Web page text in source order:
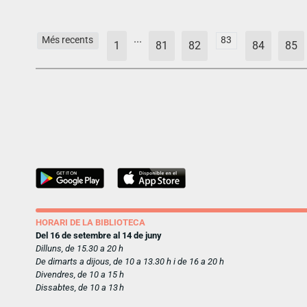
Més recents 1
...
81 82 83 84 85
HORARI DE LA BIBLIOTECA
Del 16 de setembre al 14 de juny
Dilluns, de 15.30 a 20 h
De dimarts a dijous, de 10 a 13.30 h i de 16 a 20 h
Divendres, de 10 a 15 h
Dissabtes, de 10 a 13 h